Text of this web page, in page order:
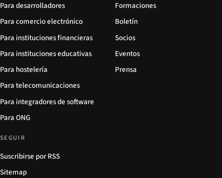
Para desarrolladores
Para comercio electrónico
Para instituciones financieras
Para instituciones educativas
Para hostelería
Para telecomunicaciones
Para integradores de software
Para ONG
Formaciones
Boletín
Socios
Eventos
Prensa
SEGUIR
Suscribirse por RSS
Sitemap